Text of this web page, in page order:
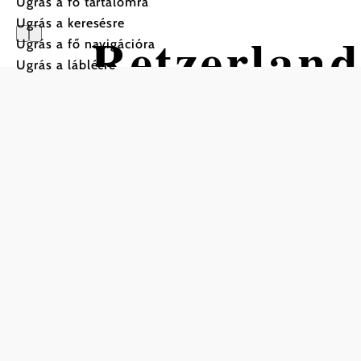
Ugrás a keresésre
Ugrás a fő navigációra
Ugrás a láblécre